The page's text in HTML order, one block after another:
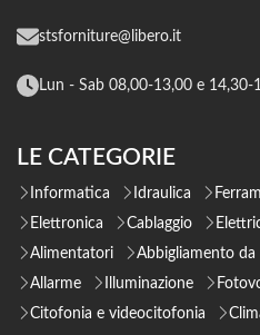
stsforniture@libero.it
Lun - Sab 08,00-13,00 e 14,30-
LE CATEGORIE
Informatica Idraulica
Elettronica
Cablaggio
Alimentatori
Abbigliamento da
Allarme
Illuminazione
Citofonia e videocitofonia